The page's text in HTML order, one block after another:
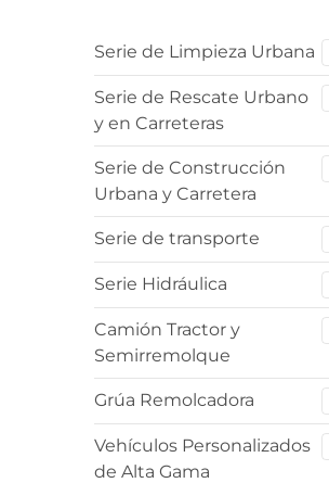
Serie de Limpieza Urbana
Serie de Rescate Urbano
y en Carreteras
Serie de Construcción
Urbana y Carretera
Serie de transporte
Serie Hidráulica
Camión Tractor y
Semirremolque
Grúa Remolcadora
Vehículos Personalizados
de Alta Gama